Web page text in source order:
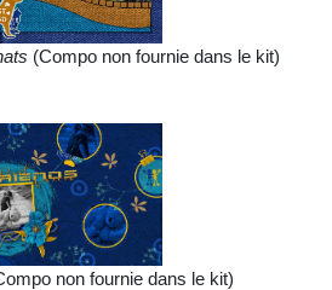
(Compo non fournie dans le kit)
non fournie dans le kit)